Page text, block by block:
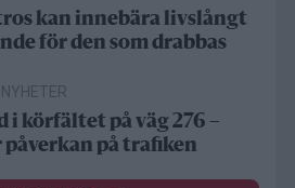
kan innebära livslångt
för den som drabbas
NYHETER
i körfältet på väg 276 –
påverkan på trafiken